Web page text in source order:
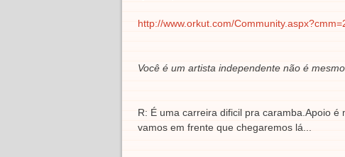
http://www.orkut.com/
Você é um artista independente não é
R: É uma carreira dificil pra caramba.Apoio
vamos em frente que chegaremos lá...